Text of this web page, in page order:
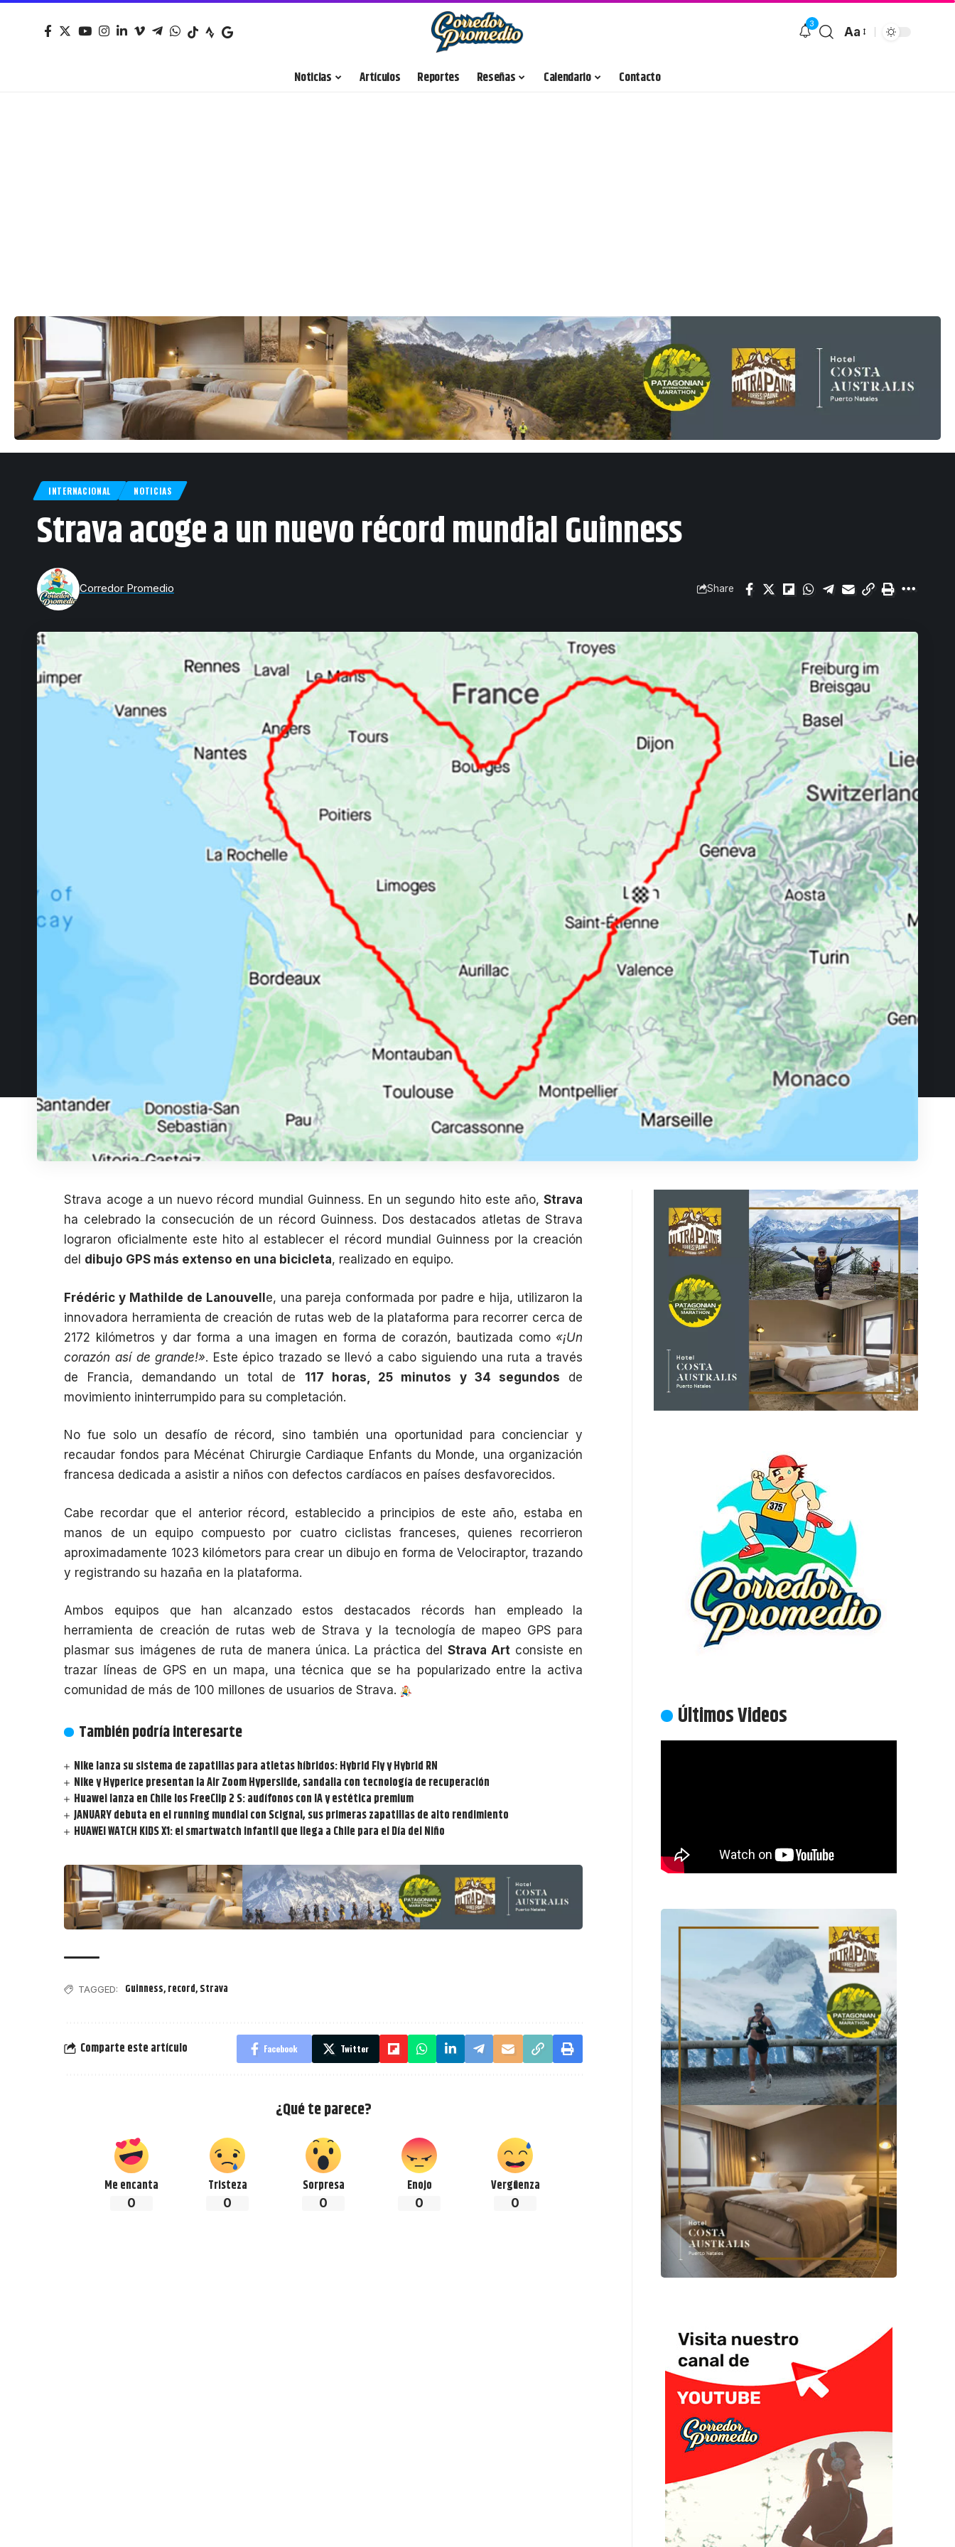
3
Aa
Noticias Artículos Reportes Reseñas Calendario Contacto
INTERNACIONAL NOTICIAS
Strava acoge a un nuevo récord mundial Guinness
Corredor Promedio Share
Strava acoge a un nuevo récord mundial Guinness. En un segundo hito este año,Strava
ha celebrado la consecución de un récord Guinness. Dos destacados atletas de Strava
lograron oficialmente este hito al establecer el récord mundial Guinness por la creación
del dibujo GPS más extenso en una bicicleta, realizado en equipo.
Frédéric y Mathilde de Lanouvelle, una pareja conformada por padre e hija, utilizaron la
innovadora herramienta de creación de rutas web de la plataforma para recorrer cerca de
2172 kilómetros y dar forma a una imagen en forma de corazón, bautizada como «¡Un
corazón así de grande!». Este épico trazado se llevó a cabo siguiendo una ruta a través
de Francia, demandando un total de 117 horas, 25 minutos y 34 segundos de
movimiento ininterrumpido para su completación.
No fue solo un desafío de récord, sino también una oportunidad para concienciar y
recaudar fondos para Mécénat Chirurgie Cardiaque Enfants du Monde, una organización
francesa dedicada a asistir a niños con defectos cardíacos en países desfavorecidos.
Cabe recordar que el anterior récord, establecido a principios de este año, estaba en
manos de un equipo compuesto por cuatro ciclistas franceses, quienes recorrieron
aproximadamente 1023 kilómetors para crear un dibujo en forma de Velociraptor, trazando
y registrando su hazaña en la plataforma.
Ambos equipos que han alcanzado estos destacados récords han empleado la
herramienta de creación de rutas web de Strava y la tecnología de mapeo GPS para
plasmar sus imágenes de ruta de manera única. La práctica del Strava Art consiste en
trazar líneas de GPS en un mapa, una técnica que se ha popularizado entre la activa
comunidad de más de 100 millones de usuarios de Strava.
También podría interesarte
Nike lanza su sistema de zapatillas para atletas híbridos: Hybrid Fly y Hybrid RN
Nike y Hyperice presentan la Air Zoom Hyperslide, sandalia con tecnología de recuperación
Huawei lanza en Chile los FreeClip 2 S: audífonos con IA y estética premium
JANUARY debuta en el running mundial con Scignal, sus primeras zapatillas de alto rendimiento
HUAWEI WATCH KIDS X1: el smartwatch infantil que llega a Chile para el Día del Niño
TAGGED: Guinness,record,Strava
Comparte este artículo Facebook Twitter
¿Qué te parece?
Me encanta
0
Tristeza
0
Sorpresa
0
Enojo
0
Vergüenza
0
Últimos Videos